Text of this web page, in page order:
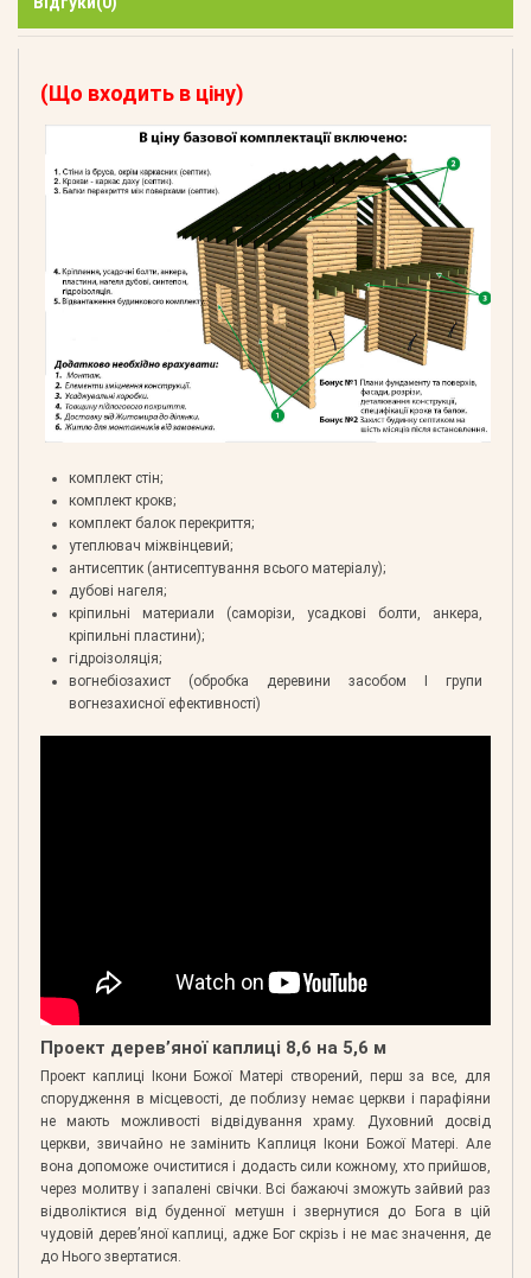
(Що входить в ціну)
комплект стін;
комплект крокв;
комплект балок перекриття;
утеплювач міжвінцевий;
антисептик (антисептування всього матеріалу);
дубові нагеля;
кріпильні материали (саморізи, усадкові болти, анкера,
кріпильні пластини);
гідроізоляція;
вогнебіозахист (обробка деревини засобом І групи
вогнезахисної ефективності)
Проект дерев’яної каплиці 8,6 на 5,6 м
Проект каплиці Ікони Божої Матері створений, перш за все, для
спорудження в місцевості, де поблизу немає церкви і парафіяни
не мають можливості відвідування храму. Духовний досвід
церкви, звичайно не замінить Каплиця Ікони Божої Матері. Але
вона допоможе очиститися і додасть сили кожному, хто прийшов,
через молитву і запалені свічки. Всі бажаючі зможуть зайвий раз
відволіктися від буденної метушн і звернутися до Бога в цій
чудовій дерев’яної каплиці, адже Бог скрізь і не має значення, де
до Нього звертатися.